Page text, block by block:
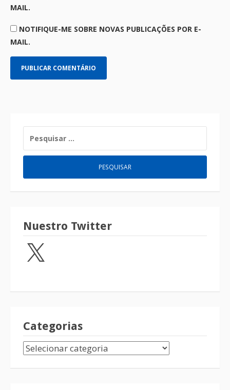
MAIL.
NOTIFIQUE-ME SOBRE NOVAS PUBLICAÇÕES POR E-
MAIL.
Nuestro Twitter
Categorias